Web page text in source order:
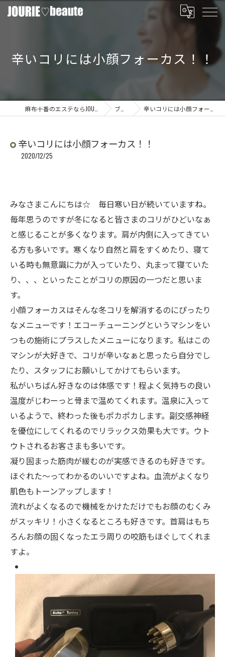
辛いコリには小顔フォーカス！！
ブログ 辛いコリには小顔フォーカス！！
辛いコリには小顔フォーカス！！
2020/12/25
みなさまこんにちは☆ 毎日寒い日が続いていますね。
毎年思うのですが冬になると皆さまのコリがひどいなぁ
と感じることが多くなります。肩が内側に入ってきてい
る方も多いです。寒くなり自然と肩をすくめたり、寝て
いる時も無意識に力が入っていたり、丸まって寝ていた
り、、、といったことがコリの原因の一つだと思いま
す。
小顔フォーカスはそんな冬コリを解消するのにぴったり
なメニューです！エコーチューニングというマシンをい
つもの施術にプラスしたメニューになります。私はこの
マシンが大好きで、コリが辛いなぁと思ったら自分でし
たり、スタッフにお願いしてかけてもらいます。
私がいちばん好きなのは体感です！程よく気持ちの良い
温度がじわーっと骨まで温めてくれます。温泉に入って
いるようで、終わった後もポカポカします。副交感神経
を優位にしてくれるのでリラックス効果も大です。ウト
ウトされるお客さまも多いです。
凝り固まった筋肉が緩むのが実感できるのも好きです。
ほぐれた〜ってわかるのいいですよね。血流がよくなり
肌色もトーンアップします！
流れがよくなるので機械をかけただけでもお顔のむくみ
がスッキリ！小さくなるところも好きです。首肩はもち
ろんお顔の固くなったエラ周りの咬筋もほぐしてくれま
すよ。